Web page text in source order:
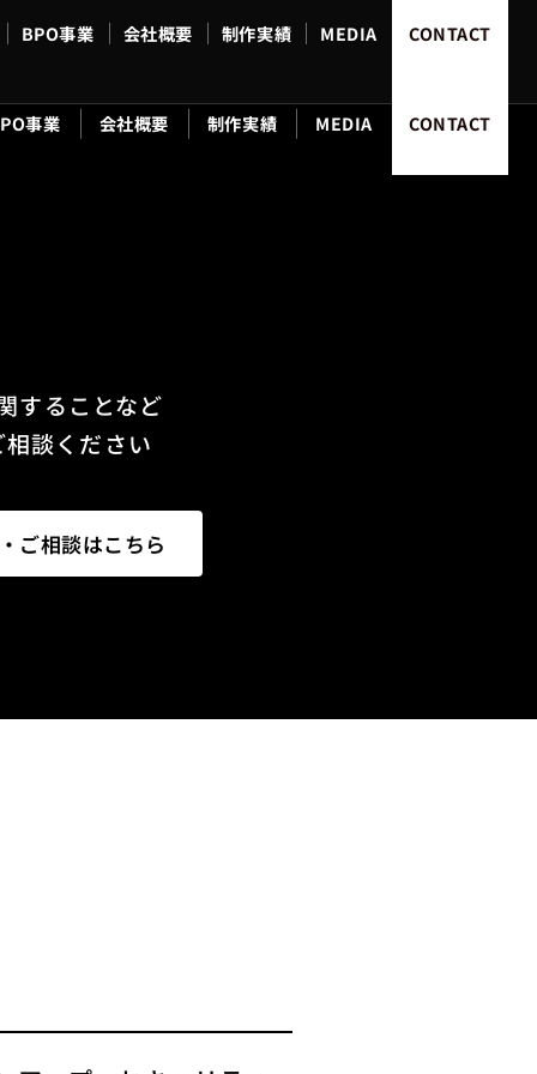
事業 会社概要 制作実績 MEDIA CONTACT
BPO事業 会社概要 制作実績 MEDIA CONTACT
することなど
談ください
ご相談はこちら